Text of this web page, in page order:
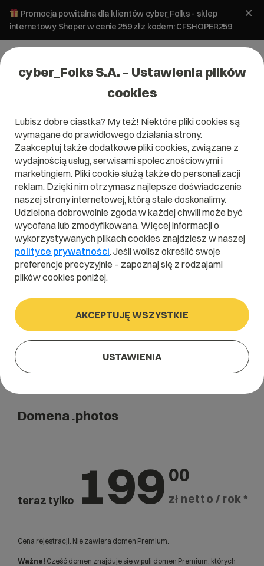
Promocja powitalna dla klientów cyber_Folks - sklep
internetowy Shoper w cenie 259 zł z kodem: CFSHOPER259
Domena .photos
Doskonałe zdjęcia bez obróbki
.photos
Szukaj
Domena .photos
teraz tylko 199 00
zł netto / rok *
Cena rejestracji. Nie zawiera domen Premium.
Ważne! Część domen znajduje się w puli domen Premium, których
cyber_Folks S.A. – Ustawienia plików
cookies
Lubisz dobre ciastka? My też! Niektóre pliki cookies są
wymagane do prawidłowego działania strony.
Zaakceptuj także dodatkowe pliki cookies, związane z
wydajnością usług, serwisami społecznościowymi i
marketingiem. Pliki cookie służą także do personalizacji
reklam. Dzięki nim otrzymasz najlepsze doświadczenie
naszej strony internetowej, którą stale doskonalimy.
Udzielona dobrowolnie zgoda w każdej chwili może być
wycofana lub zmodyfikowana. Więcej informacji o
wykorzystywanych plikach cookies znajdziesz w naszej
polityce prywatności. Jeśli wolisz określić swoje
preferencje precyzyjnie – zapoznaj się z rodzajami
plików cookies poniżej.
AKCEPTUJĘ WSZYSTKIE
USTAWIENIA